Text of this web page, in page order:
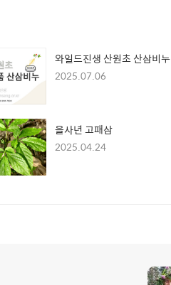
와일드진생 산원초 산삼비누
2025.07.06
을사년 고패삼
2025.04.24